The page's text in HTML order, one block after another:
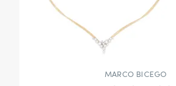
MARCO BICEGO